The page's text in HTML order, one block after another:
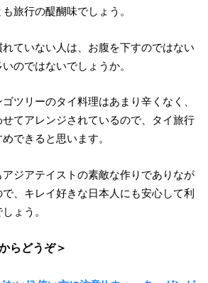
旅行の醍醐味でしょう。
ていない人は、お腹を下すのではない
のではないでしょうか。
ツリーのタイ料理はあまり辛くなく、
てアレンジされているので、タイ旅行
できると思います。
ジアテイストの素敵な作りでありなが
、キレイ好きな日本人にも安心して利
ょう。
らどうぞ＞